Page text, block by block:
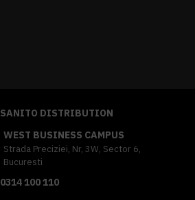
SANITO DISTRIBUTION
WEST BUSINESS CAMPUS
Strada Preciziei, Nr, 3W, Sector 6,
Bucuresti
0314 100 110